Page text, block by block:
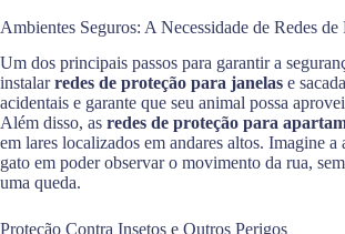
Ambientes Seguros: A Necessidade de Redes de
Um dos principais passos para garantir a
instalarredes de proteção para janelas e
acidentais e garante que seu animal possa
Além disso, as redes de proteção para
em lares localizados em andares altos. Imagine a
gato em poder observar o movimento da rua,
uma queda.
Proteção Contra Insetos e Outros Perigos